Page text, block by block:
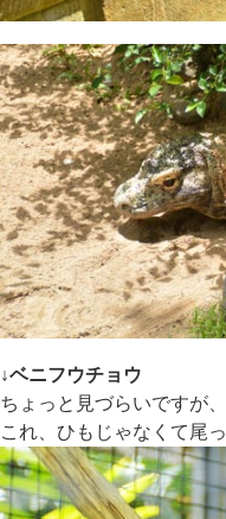
↓ベニフウチョウ
ちょっと見づらいですが
これ、ひもじゃなくて尾